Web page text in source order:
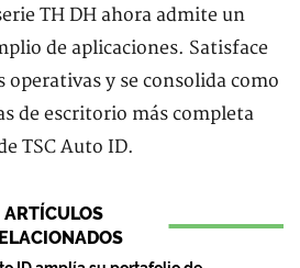
TH DH ahora admite un
de aplicaciones. Satisface
operativas y se consolida como
de escritorio más completa
TSC Auto ID.
ARTÍCULOS